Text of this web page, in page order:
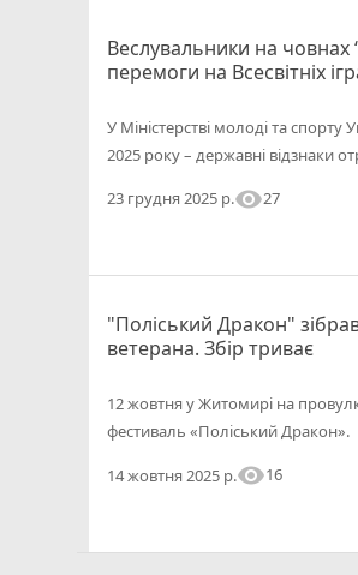
Веслувальники на
перемоги на Всесвітніх
У Міністерстві молоді та спорту
2025 року – державні відзнаки
23 грудня 2025 р.visibility27
"Поліський Дракон"
ветерана. Збір триває
12 жовтня у Житомирі на
фестиваль «Поліський Дракон».
14 жовтня 2025 р.visibility16